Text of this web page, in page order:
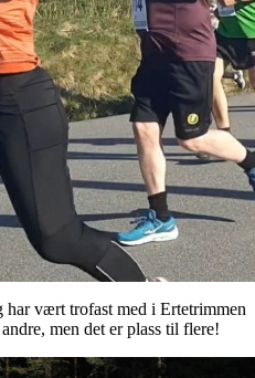
har vært trofast med i Ertetrimmen
men det er plass til flere!